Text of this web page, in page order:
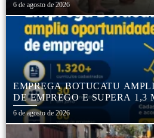
6 de agosto de 2026
EMPREGA BOTUCATU
DE EMPREGO E SUPERA 1,3
CADASTRADOS
6 de agosto de 2026